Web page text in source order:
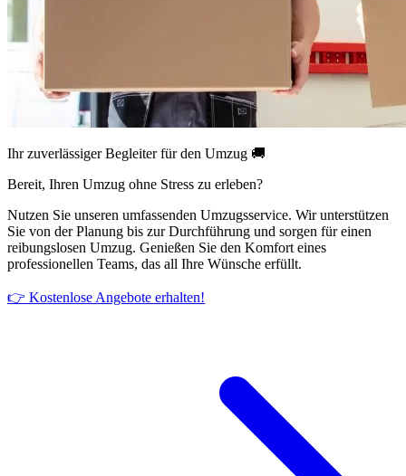
Ihr zuverlässiger Begleiter für den Umzug 🚚
Bereit, Ihren Umzug ohne Stress zu erleben?
Nutzen Sie unseren umfassenden Umzugsservice. Wir unterstützen
Sie von der Planung bis zur Durchführung und sorgen für einen
reibungslosen Umzug. Genießen Sie den Komfort eines
professionellen Teams, das all Ihre Wünsche erfüllt.
👉 Kostenlose Angebote erhalten!